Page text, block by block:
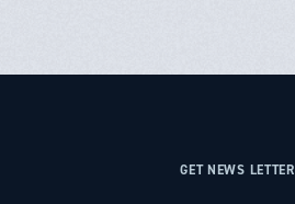
GET NEWS LETTER